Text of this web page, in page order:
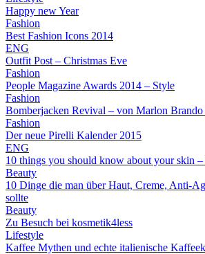
Happy new Year
Fashion
Best Fashion Icons 2014
ENG
Outfit Post – Christmas Eve
Fashion
People Magazine Awards 2014 – Style
Fashion
Bomberjacken Revival – von Marlon Brando
Fashion
Der neue Pirelli Kalender 2015
ENG
10 things you should know about your skin –
Beauty
10 Dinge die man über Haut, Creme, Anti-
sollte
Beauty
Zu Besuch bei kosmetik4less
Lifestyle
Kaffee Mythen und echte italienische